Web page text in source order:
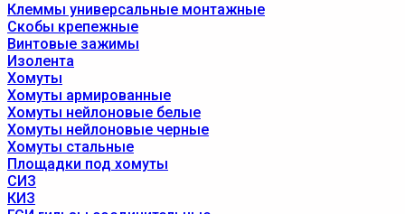
Клеммы универсальные монтажные
Скобы крепежные
Винтовые зажимы
Изолента
Хомуты
Хомуты армированные
Хомуты нейлоновые белые
Хомуты нейлоновые черные
Хомуты стальные
Площадки под хомуты
СИЗ
КИЗ